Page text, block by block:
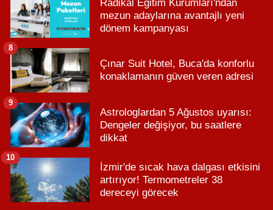
Radikal Eğitim Kurumları'ndan
mezun adaylarına avantajlı yeni
dönem kampanyası
Çınar Suit Hotel, Buca'da konforlu
konaklamanın güven veren adresi
8
Astrologlardan 5 Ağustos uyarısı:
Dengeler değişiyor, bu saatlere
dikkat
9
İzmir'de sıcak hava dalgası etkisini
artırıyor! Termometreler 38
dereceyi görecek
10